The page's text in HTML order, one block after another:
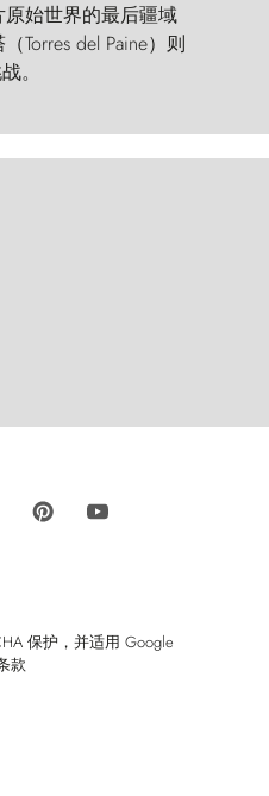
原始世界的最后疆域
Torres del Paine）则
。
保护，并适用 Google
款